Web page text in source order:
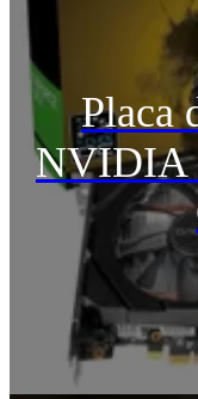
Placa
NVIDIA